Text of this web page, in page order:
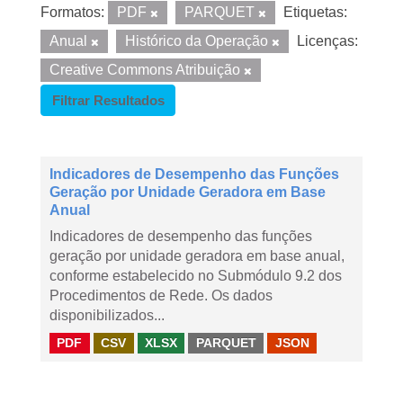
Formatos: PDF PARQUET
Etiquetas:
Anual
Histórico da Operação
Licenças:
Creative Commons Atribuição
Filtrar Resultados
Indicadores de Desempenho das Funções
Geração por Unidade Geradora em Base
Anual
Indicadores de desempenho das funções
geração por unidade geradora em base anual,
conforme estabelecido no Submódulo 9.2 dos
Procedimentos de Rede. Os dados
disponibilizados...
PDF CSV XLSX PARQUET JSON